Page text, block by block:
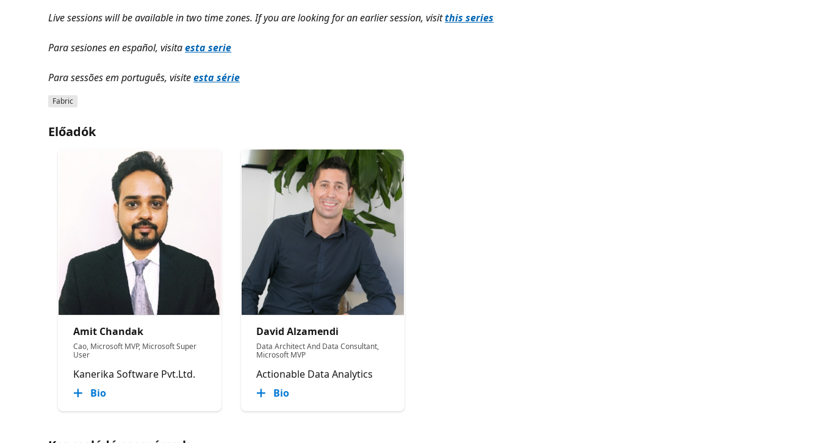
Live sessions will be available in two time zones. If you are looking for an earlier session, visitthis series
Para sesiones en español, visitaesta serie
Para sessões em português, visiteesta série
Fabric
Előadók
Amit Chandak
Cao, Microsoft MVP, Microsoft Super
User
Kanerika Software Pvt.Ltd.
Bio
David Alzamendi
Data Architect And Data Consultant,
Microsoft MVP
Actionable Data Analytics
Bio